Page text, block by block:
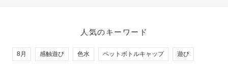
人気のキーワード
8月 感触遊び 色水 ペットボトルキャップ 遊び